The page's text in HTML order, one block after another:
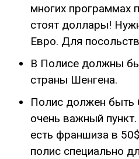
многих программах
стоят доллары!
Евро. Для
В Полисе должны
страны Шенгена.
Полис должен
очень важный
есть франшиза в
полис специально